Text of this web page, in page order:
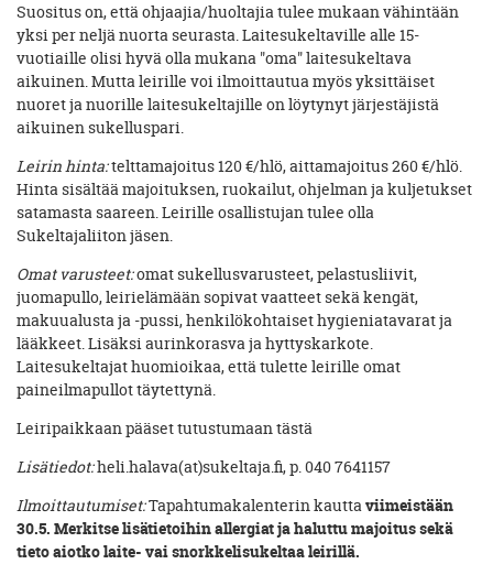
Suositus on, että ohjaajia/huoltajia tulee mukaan vähintään
yksi per neljä nuorta seurasta. Laitesukeltaville alle 15-
vuotiaille olisi hyvä olla mukana "oma" laitesukeltava
aikuinen. Mutta leirille voi ilmoittautua myös yksittäiset
nuoret ja nuorille laitesukeltajille on löytynyt järjestäjistä
aikuinen sukelluspari.
Leirin hinta:telttamajoitus 120 €/hlö, aittamajoitus 260 €/hlö.
Hinta sisältää majoituksen, ruokailut, ohjelman ja kuljetukset
satamasta saareen. Leirille osallistujan tulee olla
Sukeltajaliiton jäsen.
Omat varusteet:omat sukellusvarusteet, pelastusliivit,
juomapullo, leirielämään sopivat vaatteet sekä kengät,
makuualusta ja -pussi, henkilökohtaiset hygieniatavarat ja
lääkkeet. Lisäksi aurinkorasva ja hyttyskarkote.
Laitesukeltajat huomioikaa, että tulette leirille omat
paineilmapullot täytettynä.
Leiripaikkaan pääset tutustumaan tästä
Lisätiedot:heli.halava(at)sukeltaja.fi, p. 040 7641157
Ilmoittautumiset:Tapahtumakalenterin kauttaviimeistään
30.5. Merkitse lisätietoihin allergiat ja haluttu majoitus sekä
tieto aiotko laite- vai snorkkelisukeltaa leirillä.